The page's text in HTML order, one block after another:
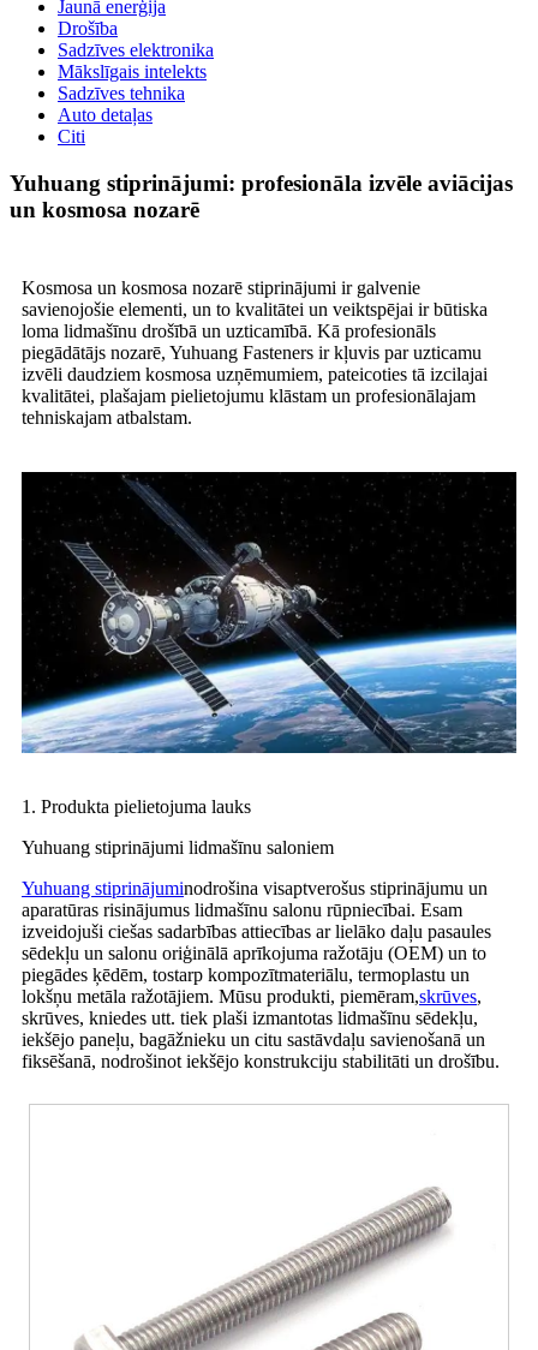
Jaunā enerģija
Drošība
Sadzīves elektronika
Mākslīgais intelekts
Sadzīves tehnika
Auto detaļas
Citi
Yuhuang stiprinājumi: profesionāla izvēle aviācijas
un kosmosa nozarē
Kosmosa un kosmosa nozarē stiprinājumi ir galvenie
savienojošie elementi, un to kvalitātei un veiktspējai ir būtiska
loma lidmašīnu drošībā un uzticamībā. Kā profesionāls
piegādātājs nozarē, Yuhuang Fasteners ir kļuvis par uzticamu
izvēli daudziem kosmosa uzņēmumiem, pateicoties tā izcilajai
kvalitātei, plašajam pielietojumu klāstam un profesionālajam
tehniskajam atbalstam.
1. Produkta pielietojuma lauks
Yuhuang stiprinājumi lidmašīnu saloniem
Yuhuang stiprinājuminodrošina visaptverošus stiprinājumu un
aparatūras risinājumus lidmašīnu salonu rūpniecībai. Esam
izveidojuši ciešas sadarbības attiecības ar lielāko daļu pasaules
sēdekļu un salonu oriģinālā aprīkojuma ražotāju (OEM) un to
piegādes ķēdēm, tostarp kompozītmateriālu, termoplastu un
lokšņu metāla ražotājiem. Mūsu produkti, piemēram,skrūves,
skrūves, kniedes utt. tiek plaši izmantotas lidmašīnu sēdekļu,
iekšējo paneļu, bagāžnieku un citu sastāvdaļu savienošanā un
fiksēšanā, nodrošinot iekšējo konstrukciju stabilitāti un drošību.